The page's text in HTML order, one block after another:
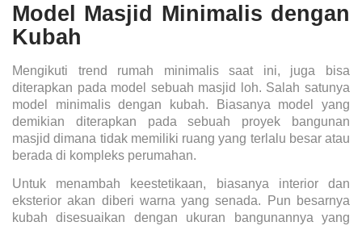
Model Masjid Minimalis dengan
Kubah
Mengikuti trend rumah minimalis saat ini, juga bisa
diterapkan pada model sebuah masjid loh. Salah satunya
model minimalis dengan kubah. Biasanya model yang
demikian diterapkan pada sebuah proyek bangunan
masjid dimana tidak memiliki ruang yang terlalu besar atau
berada di kompleks perumahan.
Untuk menambah keestetikaan, biasanya interior dan
eksterior akan diberi warna yang senada. Pun besarnya
kubah disesuaikan dengan ukuran bangunannya yang